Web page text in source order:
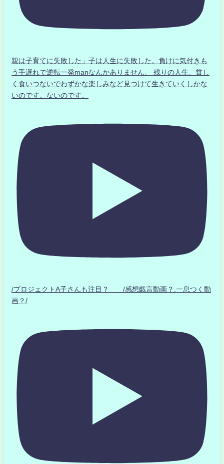
親は子育てに失敗した」子は人生に失敗した。負けに気付きも
う手遅れで逆転一発manなんかありません、 残りの人生、貧し
く食いつないでわずかな楽しみなど見つけて生きていくしかな
いのです。ないのです。
/プロジェクトA子さんも注目？ /感想戯言動画？.一息つく動
画？/